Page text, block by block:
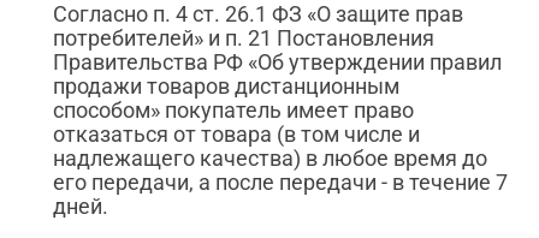
Согласно п. 4 ст. 26.1 ФЗ «О защите прав
потребителей» и п. 21 Постановления
Правительства РФ «Об утверждении правил
продажи товаров дистанционным
способом» покупатель имеет право
отказаться от товара (в том числе и
надлежащего качества) в любое время до
его передачи, а после передачи - в течение 7
дней.